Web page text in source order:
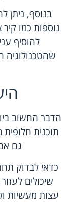
בנוסף, ניתן
נוספות כמו קיר
להוסיף
שהטכנולוגיה
הדבר החשוב
תוכנית
גם
כדאי לבדוק
שיכולים
עצות מעשיות